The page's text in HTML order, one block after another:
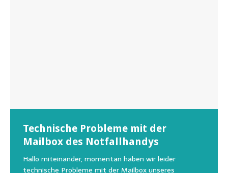
Technische Probleme mit der
Mailbox des Notfallhandys
Hallo miteinander, momentan haben wir leider
technische Probleme mit der Mailbox unseres
Beginn der Wildtierrettung
Aus aktuellem Anlass weisen wir darauf hin, dass die
Tierschutzinitiative Haßberge natürlich, wie auch in
den letzten 20 Jahren, immer noch für alle verwaisten
22.08.2026 Sommerfest im Tierheim
Wir bitten um Verständnis, dass am Tag vom
Sommerfest das Hundehaus zum Schutz unserer Tiere
geschlossen bleibt.Viele unserer Hunde erleben einen
Wunschzettel unserer Fellnasen
Regelmäßig bekommen wir liebe Anfragen, wie man
uns am Besten unterstützen kann. Natürlich ziehen
die gesteigerten Kosten auch uns so richtig in die Knie